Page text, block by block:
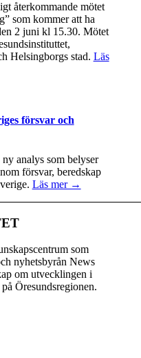
återkommande mötet
som kommer att ha
2 juni kl 15.30. Mötet
Helsingborgs stad. Läs
försvar och
analys som belyser
försvar, beredskap
Läs mer →
som
nyhetsbyrån News
om utvecklingen i
Öresundsregionen.